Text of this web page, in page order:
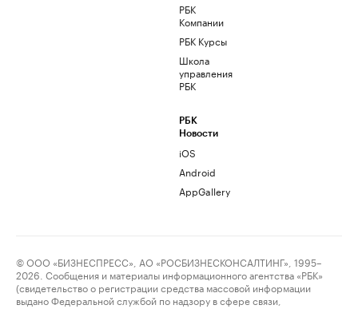
РБК
Компании
РБК Курсы
Школа
управления
РБК
РБК
Новости
iOS
Android
AppGallery
© ООО «БИЗНЕСПРЕСС», АО «РОСБИЗНЕСКОНСАЛТИНГ», 1995–
2026. Сообщения и материалы информационного агентства «РБК»
(свидетельство о регистрации средства массовой информации
выдано Федеральной службой по надзору в сфере связи,